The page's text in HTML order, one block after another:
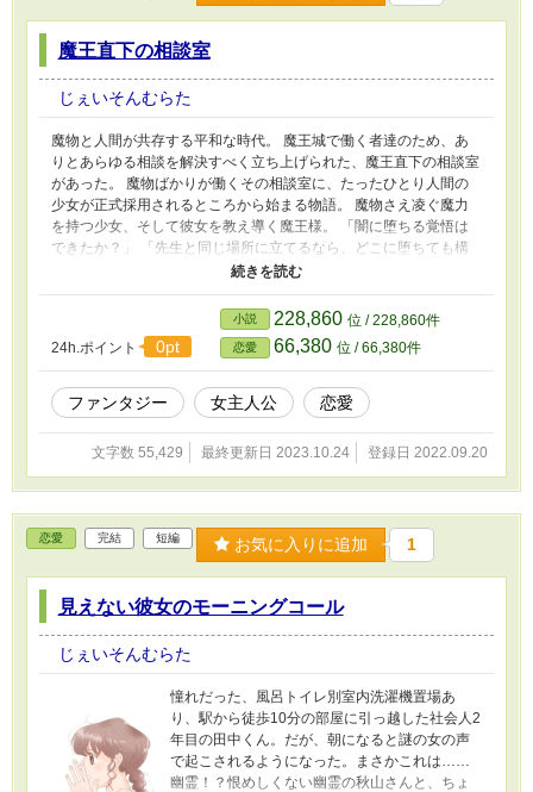
魔王直下の相談室
じぇいそんむらた
魔物と人間が共存する平和な時代。 魔王城で働く者達のため、あ
りとあらゆる相談を解決すべく立ち上げられた、魔王直下の相談室
があった。 魔物ばかりが働くその相談室に、たったひとり人間の
少女が正式採用されるところから始まる物語。 魔物さえ凌ぐ魔力
を持つ少女、そして彼女を教え導く魔王様。 「闇に堕ちる覚悟は
できたか？」 「先生と同じ場所に立てるなら、どこに堕ちても構
いません」 2人が迎える結末とは……。 ※別の投稿サイトからの移
行です ※全話の移行が完了したので、不定期で番外編を追加して
います ※スピンオフ作品「混血才女の政略結婚」をスタートしま
す（頑張れフォールスくん……）
24h.ポイント
0pt
小説 228,860 位 / 228,860件
恋愛 66,380 位 / 66,380件
ファンタジー 女主人公 恋愛
文字数 55,429 最終更新日 2023.10.24 登録日 2022.09.20
恋愛 完結 短編 お気に入りに追加 1
見えない彼女のモーニングコール
じぇいそんむらた
憧れだった、風呂トイレ別室内洗濯機置場あ
り、駅から徒歩10分の部屋に引っ越した社会人2
年目の田中くん。だが、朝になると謎の女の声
で起こされるようになった。まさかこれは……
幽霊！？恨めしくない幽霊の秋山さんと、ちょ